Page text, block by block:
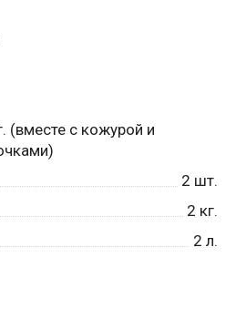
(вместе с кожурой и
2 шт.
2 кг.
2 л.